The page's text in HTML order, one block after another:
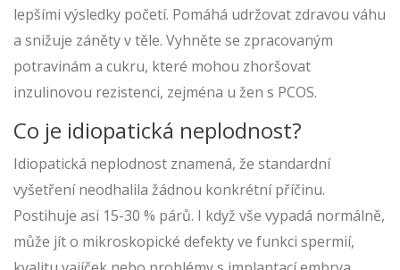
lepšími výsledky početí. Pomáhá udržovat zdravou váhu
a snižuje záněty v těle. Vyhněte se zpracovaným
potravinám a cukru, které mohou zhoršovat
inzulinovou rezistenci, zejména u žen s PCOS.
Co je idiopatická neplodnost?
Idiopatická neplodnost znamená, že standardní
vyšetření neodhalila žádnou konkrétní příčinu.
Postihuje asi 15-30 % párů. I když vše vypadá normálně,
může jít o mikroskopické defekty ve funkci spermií,